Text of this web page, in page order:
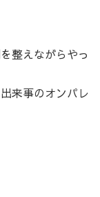
整えながらやっ
来事のオンパレ